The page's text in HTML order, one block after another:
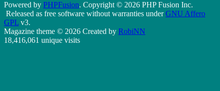
Powered by PHPFusion. Copyright © 2026 PHP Fusion Inc.
Released as free software without warranties underGNU Affero
GPL v3.
Magazine theme © 2026 Created by RobiNN
18,416,061 unique visits